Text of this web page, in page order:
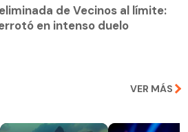
en intenso duelo
de Vecinos al límite:
en intenso duelo
VER MÁS